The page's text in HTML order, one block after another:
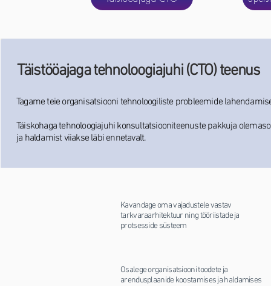
Täistööajaga tehnoloogiajuhi (CTO) teenus
Tagame teie organisatsiooni tehnoloogiliste probleemide
Täiskohaga tehnoloogiajuhi konsultatsiooniteenuste pakkuja
ja haldamist viiakse läbi ennetavalt.
Kavandage oma vajadustele vastav
tarkvaraarhitektuur ning tööriistade ja
protsesside süsteem
Osalege organisatsiooni toodete ja
arendusplaanide koostamises ja haldamises